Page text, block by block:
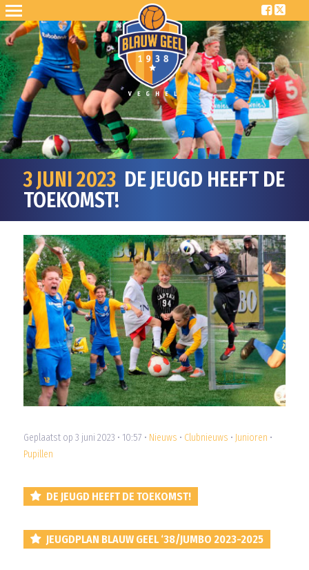
3 JUNI 2023DE JEUGD HEEFT DE
TOEKOMST!
Geplaatst op 3 juni 2023 • 10:57 • Nieuws • Clubnieuws • Junioren •
Pupillen
DE JEUGD HEEFT DE TOEKOMST!
JEUGDPLAN BLAUW GEEL ‘38/JUMBO 2023-2025